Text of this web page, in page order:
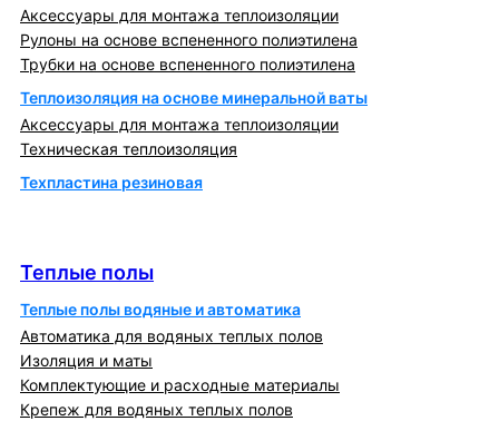
Аксессуары для монтажа теплоизоляции
Рулоны на основе вспененного полиэтилена
Трубки на основе вспененного полиэтилена
Теплоизоляция на основе минеральной ваты
Аксессуары для монтажа теплоизоляции
Техническая теплоизоляция
Техпластина резиновая
Теплые полы
Теплые полы водяные и автоматика
Автоматика для водяных теплых полов
Изоляция и маты
Комплектующие и расходные материалы
Крепеж для водяных теплых полов